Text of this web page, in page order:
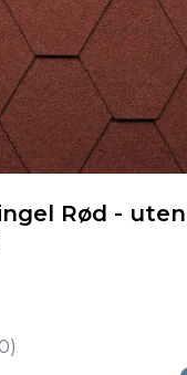
Rød - uten